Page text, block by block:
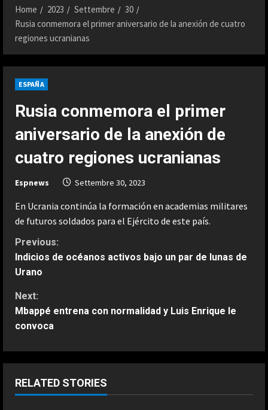
Home 2023 Settembre
30
Rusia conmemora el primer aniversario de la anexión de cuatro
regiones ucranianas
ESPAÑA
Rusia conmemora el primer
aniversario de la anexión de
cuatro regiones ucranianas
Espnews Settembre 30, 2023
En Ucrania continúa la formación en academias militares
de futuros soldados para el Ejército de este país.
C
o
n
t
i
u
Previous:
Indicios de océanos activos bajo un par de lunas de
Urano
Next:
Mbappé entrena con normalidad y Luis Enrique le
convoca
RELATED STORIES